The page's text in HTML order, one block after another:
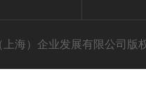
上海）企业发展有限公司